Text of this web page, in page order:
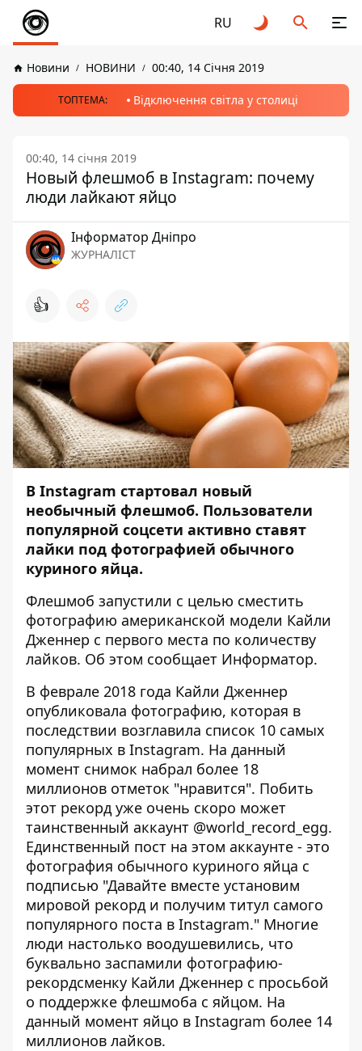
RU
Новини НОВИНИ 00:40, 14 Січня 2019
ТОПТЕМА: Відключення світла у столиці
00:40, 14 січня 2019
Новый флешмоб в Instagram: почему
люди лайкают яйцо
Інформатор Дніпро
ЖУРНАЛІСТ
👍
В Instagram стартовал новый
необычный флешмоб. Пользователи
популярной соцсети активно ставят
лайки под фотографией обычного
куриного яйца.
Флешмоб запустили с целью сместить
фотографию американской модели Кайли
Дженнер с первого места по количеству
лайков. Об этом сообщает Информатор.
В феврале 2018 года Кайли Дженнер
опубликовала фотографию, которая в
последствии возглавила список 10 самых
популярных в Instagram. На данный
момент снимок набрал более 18
миллионов отметок "нравится". Побить
этот рекорд уже очень скоро может
таинственный аккаунт @world_record_egg.
Единственный пост на этом аккаунте - это
фотография обычного куриного яйца с
подписью "Давайте вместе установим
мировой рекорд и получим титул самого
популярного поста в Instagram." Многие
люди настолько воодушевились, что
буквально заспамили фотографию-
рекордсменку Кайли Дженнер с просьбой
о поддержке флешмоба с яйцом. На
данный момент яйцо в Instagram более 14
миллионов лайков.